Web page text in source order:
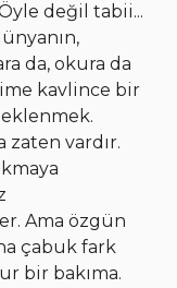
değil tabii...
da, okura da
kavlince bir
zaten vardır.
Ama özgün
çabuk fark
bir bakıma.